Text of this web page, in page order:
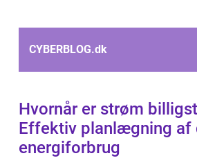
CYBERBLOG.dk
Hvornår er strøm
Effektiv planlægning af
energiforbrug